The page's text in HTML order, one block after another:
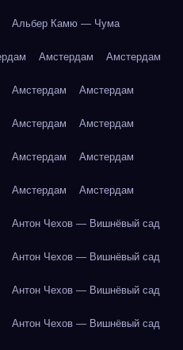
Альбер Камю — Чума
Амстердам Амстердам
Амстердам Амстердам
Амстердам Амстердам
Амстердам Амстердам
Амстердам Амстердам
Антон Чехов — Вишнёвый сад
Антон Чехов — Вишнёвый сад
Антон Чехов — Вишнёвый сад
Антон Чехов — Вишнёвый сад